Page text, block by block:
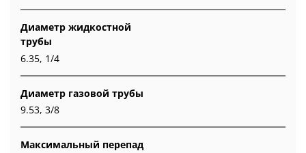
Диаметр жидкостной
трубы
6.35, 1/4
Диаметр газовой трубы
9.53, 3/8
Максимальный перепад